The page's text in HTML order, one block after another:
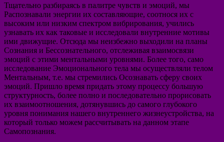
Тщательно разбираясь в палитре чувств и эмоций, мы
Распознавали энергии их составляющие, соотнося их с
высоким или низким спектром вибрирования, учились
узнавать их как таковые и исследовали внутренние мотивы
ими движущие. Отсюда мы неизбежно выходили на планы
Сознания и Бессознательного, отслеживая взаимосвязи
эмоций с этими ментальными уровнями. Более того, само
исследование Эмоционального тела мы осуществляли телом
Ментальным, т.е. мы стремились Осознавать сферу своих
эмоций. Пришло время придать этому процессу большую
структурность, более полно и последовательно прорисовать
их взаимоотношения, дотянувшись до самого глубокого
уровня понимания нашего внутреннего жизнеустройства, на
который только можем рассчитывать на данном этапе
Самопознания.